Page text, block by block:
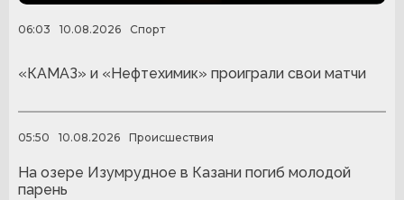
06:03 10.08.2026 Спорт
«КАМАЗ» и «Нефтехимик» проиграли свои матчи
05:50 10.08.2026 Происшествия
На озере Изумрудное в Казани погиб молодой
парень